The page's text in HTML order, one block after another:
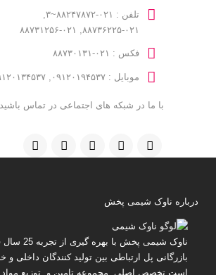
۰۲۱-۸۸۷۳۶۲۲۵, ۰۲۱-۸۸۷۳۱۲۵۶
فکس : ۰۲۱-۸۸۷۳۰۱۳۱
موبایل : ۰۹۱۲۰۱۹۴۵۳۷, ۰۹۱۲۰۱۳۴۵۳۷
با ما در شبکه های اجتماعی در تماس باشید
درباره ناوک شیمی پخش
ناوک شیمی پخش
با بهره
بازرگانی پل ارتباطی بین تولید کنندگان داخلی و
است.تخصص اصلی مجموعه تامین و توزیع مواد